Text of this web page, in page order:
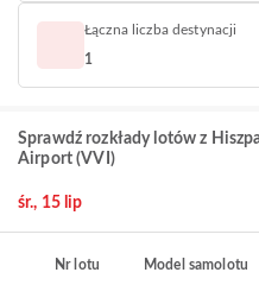
Łączna liczba destynacji
1
Sprawdź rozkłady lotów z
Airport (VVI)
śr., 15 lip
Nr lotu Model samolotu